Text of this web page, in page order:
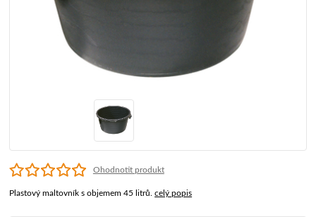
Ohodnotit produkt
Plastový maltovník s objemem 45 litrů.celý popis